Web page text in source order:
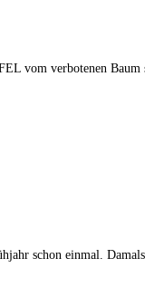
vom verbotenen
schon einmal.